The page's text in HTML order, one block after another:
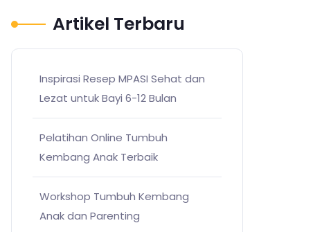
Artikel Terbaru
Inspirasi Resep MPASI Sehat dan
Lezat untuk Bayi 6-12 Bulan
Pelatihan Online Tumbuh
Kembang Anak Terbaik
Workshop Tumbuh Kembang
Anak dan Parenting